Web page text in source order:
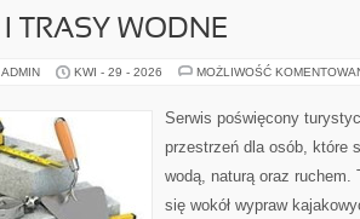
TRASY WODNE
KWI - 29 - 2026 MOŻLIWOŚĆ
Serwis poświęcony
przestrzeń dla osób, które
wodą, naturą oraz ruchem.
się wokół wypraw